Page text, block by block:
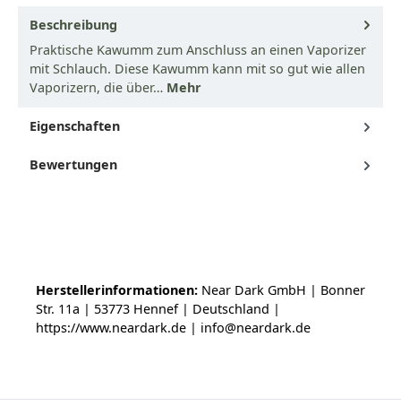
Beschreibung
Praktische Kawumm zum Anschluss an einen Vaporizer
mit Schlauch. Diese Kawumm kann mit so gut wie allen
Vaporizern, die über… Mehr
Eigenschaften
Bewertungen
Herstellerinformationen: Near Dark GmbH | Bonner
Str. 11a | 53773 Hennef | Deutschland |
https://www.neardark.de | info@neardark.de